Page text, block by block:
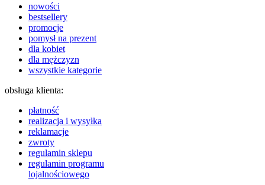
nowości
bestsellery
promocje
pomysł na prezent
dla kobiet
dla mężczyzn
wszystkie kategorie
obsługa klienta:
płatność
realizacja i wysyłka
reklamacje
zwroty
regulamin sklepu
regulamin programu
lojalnościowego